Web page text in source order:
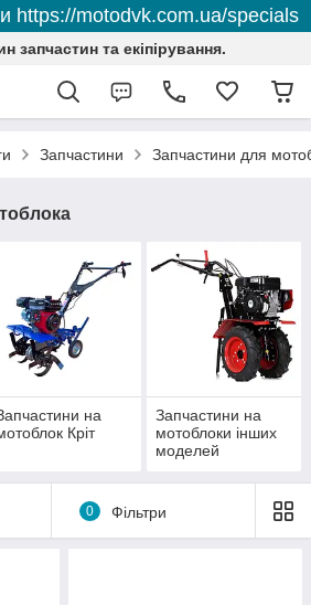
https://motodvk.com.ua/specials
запчастин та екіпірування.
Запчастини Запчастини для
на
Кріт
Запчастини на
мотоблоки інших
моделей
0 Фільтри